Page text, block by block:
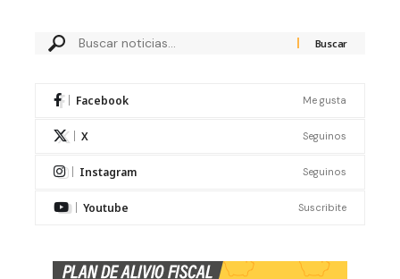
Facebook Me gusta
X Seguinos
Instagram Seguinos
Youtube Suscribite